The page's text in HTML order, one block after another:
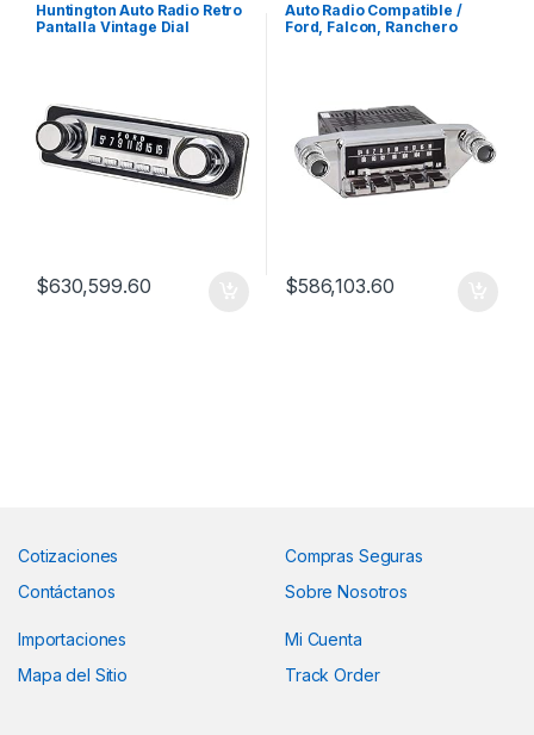
Huntington Auto Radio Retro
Pantalla Vintage Dial
$630,599.60
Auto Radio Compatible /
Ford, Falcon, Ranchero
$586,103.60
Cotizaciones
Contáctanos
Compras Seguras
Sobre Nosotros
Importaciones
Mapa del Sitio
Mi Cuenta
Track Order